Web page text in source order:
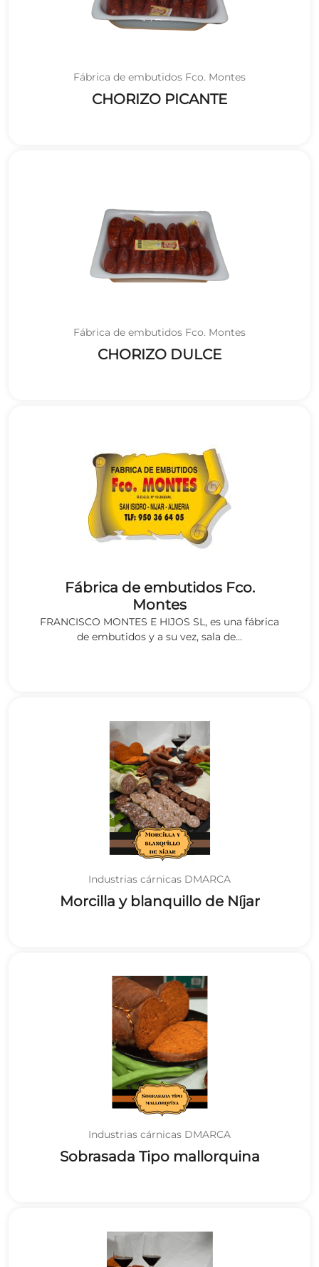
Fábrica de embutidos Fco. Montes
CHORIZO PICANTE
Fábrica de embutidos Fco. Montes
CHORIZO DULCE
Fábrica de embutidos Fco.
Montes
FRANCISCO MONTES E HIJOS SL, es una fábrica
de embutidos y a su vez, sala de...
Industrias cárnicas DMARCA
Morcilla y blanquillo de Níjar
Industrias cárnicas DMARCA
Sobrasada Tipo mallorquina